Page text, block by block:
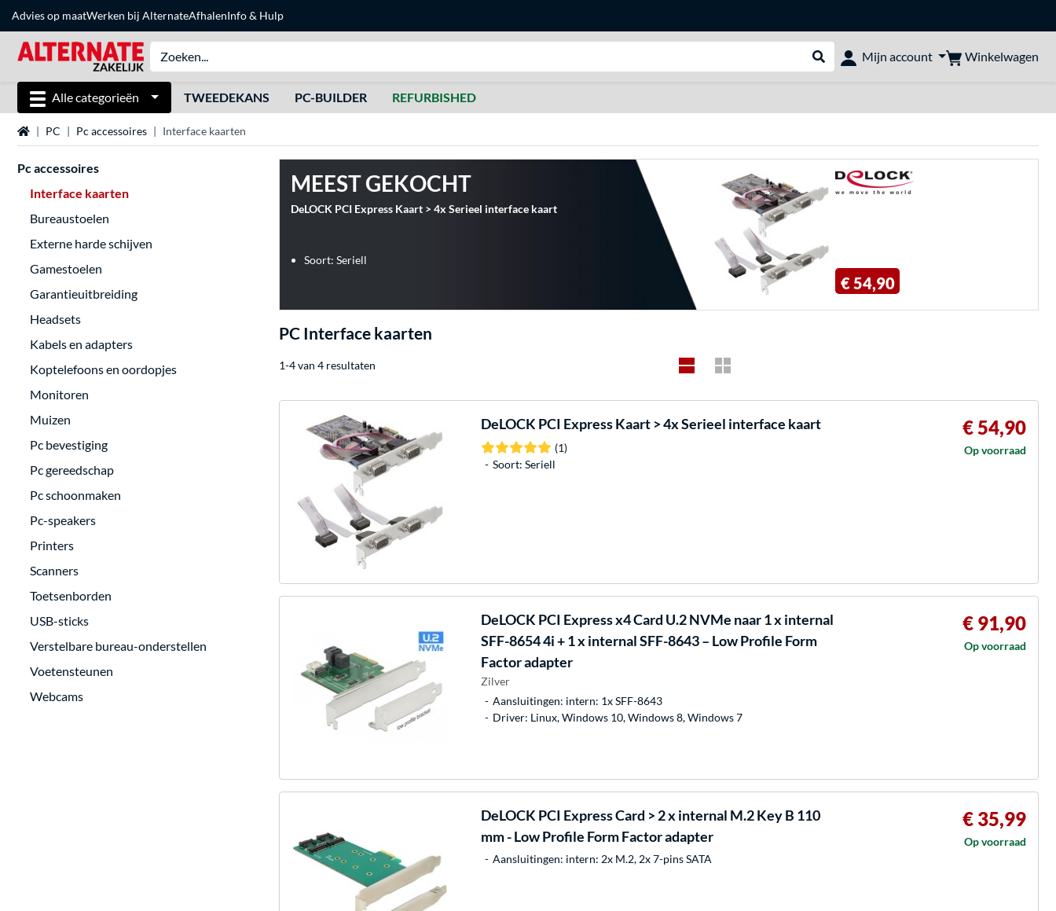
Advies op maatWerken bij AlternateAfhalenInfo & Hulp
Webshop doorzoeken
Mijn account Winkelwagen
Alle categorieën TWEEDEKANS PC-BUILDER REFURBISHED
Home PC Pc accessoires Interface kaarten
Pc accessoires
Interface kaarten
Bureaustoelen
Externe harde schijven
Gamestoelen
Garantieuitbreiding
Headsets
Kabels en adapters
Koptelefoons en oordopjes
Monitoren
Muizen
Pc bevestiging
Pc gereedschap
Pc schoonmaken
Pc-speakers
Printers
Scanners
Toetsenborden
USB-sticks
Verstelbare bureau-onderstellen
Voetensteunen
Webcams
MEEST GEKOCHT
DeLOCK PCI Express Kaart > 4x Serieel interface kaart
Soort: Seriell
€ 54,90
PC Interface kaarten
1-4 van 4 resultaten
DeLOCK PCI Express Kaart > 4x Serieel interface kaart
(1)
Soort: Seriell
€ 54,90
Op voorraad
DeLOCK PCI Express x4 Card U.2 NVMe naar 1 x internal
SFF-8654 4i + 1 x internal SFF-8643 – Low Profile Form
Factor adapter
Zilver
Aansluitingen: intern: 1x SFF-8643
Driver: Linux, Windows 10, Windows 8, Windows 7
€ 91,90
Op voorraad
DeLOCK PCI Express Card > 2 x internal M.2 Key B 110
mm - Low Profile Form Factor adapter
Aansluitingen: intern: 2x M.2, 2x 7-pins SATA
€ 35,99
Op voorraad